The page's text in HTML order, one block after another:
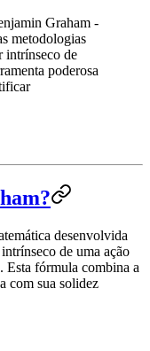
Graham -
metodologias
intrínseco de
poderosa
desenvolvida
de uma ação
Esta fórmula combina a
com sua solidez